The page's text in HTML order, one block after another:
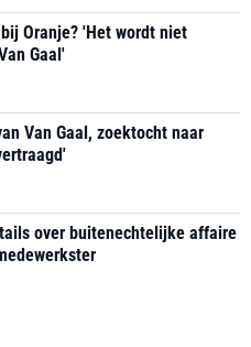
Oranje? 'Het wordt niet
Gaal'
Van Gaal, zoektocht naar
over buitenechtelijke affaire